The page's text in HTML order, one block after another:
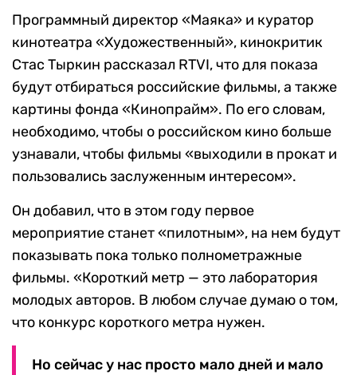
Программный директор «Маяка» и куратор
кинотеатра «Художественный», кинокритик
Стас Тыркин рассказал RTVI, что для показа
будут отбираться российские фильмы, а также
картины фонда «Кинопрайм». По его словам,
необходимо, чтобы о российском кино больше
узнавали, чтобы фильмы «выходили в прокат и
пользовались заслуженным интересом».
Он добавил, что в этом году первое
мероприятие станет «пилотным», на нем будут
показывать пока только полнометражные
фильмы. «Короткий метр — это лаборатория
молодых авторов. В любом случае думаю о том,
что конкурс короткого метра нужен.
Но сейчас у нас просто мало дней и мало